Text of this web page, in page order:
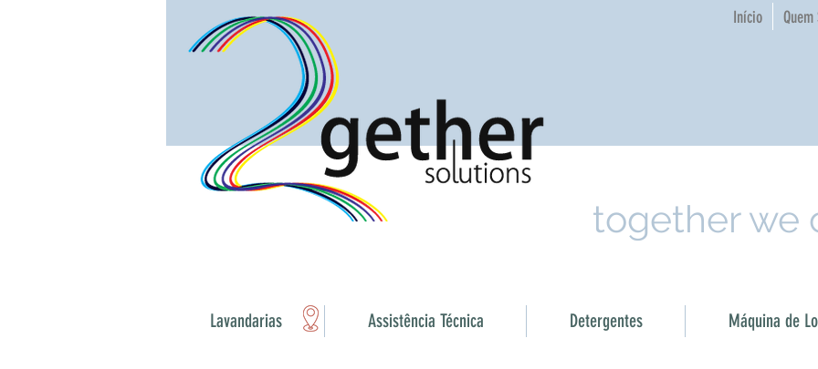
Início Quem
together we
Lavandarias Assistência Técnica Detergentes Máquina de